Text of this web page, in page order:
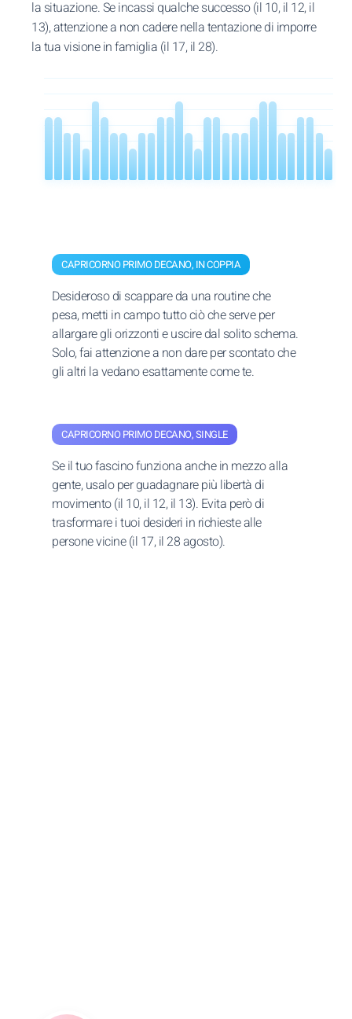
la situazione. Se incassi qualche successo (il 10, il 12, il
13), attenzione a non cadere nella tentazione di imporre
la tua visione in famiglia (il 17, il 28).
CAPRICORNO PRIMO DECANO, IN COPPIA
Desideroso di scappare da una routine che
pesa, metti in campo tutto ciò che serve per
allargare gli orizzonti e uscire dal solito schema.
Solo, fai attenzione a non dare per scontato che
gli altri la vedano esattamente come te.
CAPRICORNO PRIMO DECANO, SINGLE
Se il tuo fascino funziona anche in mezzo alla
gente, usalo per guadagnare più libertà di
movimento (il 10, il 12, il 13). Evita però di
trasformare i tuoi desideri in richieste alle
persone vicine (il 17, il 28 agosto).